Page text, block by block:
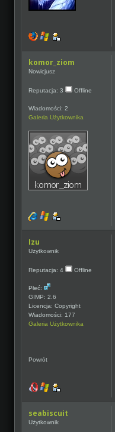
komor_ziom
Nowicjusz
Reputacja: 3 Offline
Wiadomości: 2
Galeria Użytkownika
Izu
Użytkownik
Reputacja: 4 Offline
Płeć:
GIMP: 2.6
Licencja: Copyright
Wiadomości: 177
Galeria Użytkownika
Powrót
seabiscuit
Użytkownik